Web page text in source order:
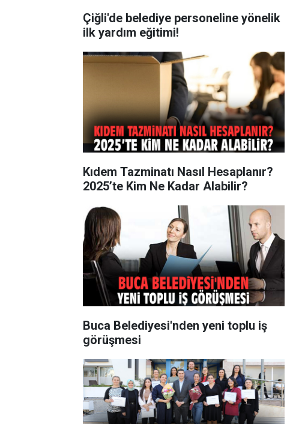
Çiğli'de belediye personeline yönelik
ilk yardım eğitimi!
Kıdem Tazminatı Nasıl Hesaplanır?
2025’te Kim Ne Kadar Alabilir?
Buca Belediyesi'nden yeni toplu iş
görüşmesi